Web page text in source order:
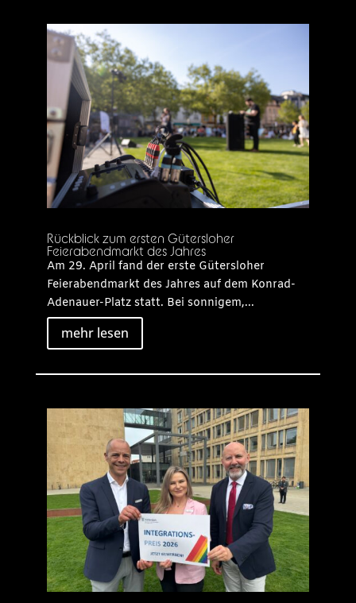
Rückblick zum ersten Gütersloher
Feierabendmarkt des Jahres
Am 29. April fand der erste Gütersloher
Feierabendmarkt des Jahres auf dem Konrad-
Adenauer-Platz statt. Bei sonnigem,...
mehr lesen